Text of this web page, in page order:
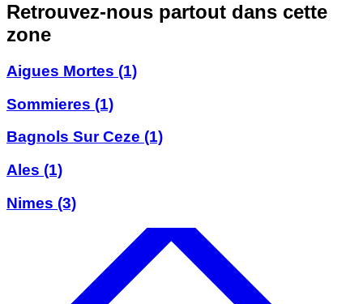
Retrouvez-nous partout dans cette
zone
Aigues Mortes (1)
Sommieres (1)
Bagnols Sur Ceze (1)
Ales (1)
Nimes (3)